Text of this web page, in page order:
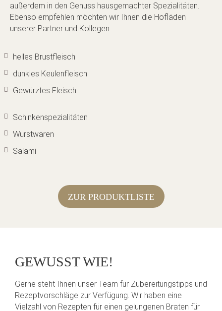
außerdem in den Genuss hausgemachter Spezialitäten.
Ebenso empfehlen möchten wir Ihnen die Hofläden
unserer Partner und Kollegen.
helles Brustfleisch
dunkles Keulenfleisch
Gewürztes Fleisch
Schinkenspezialitäten
Wurstwaren
Salami
ZUR PRODUKTLISTE
GEWUSST WIE!
Gerne steht Ihnen unser Team für Zubereitungstipps und
Rezeptvorschläge zur Verfügung. Wir haben eine
Vielzahl von Rezepten für einen gelungenen Braten für